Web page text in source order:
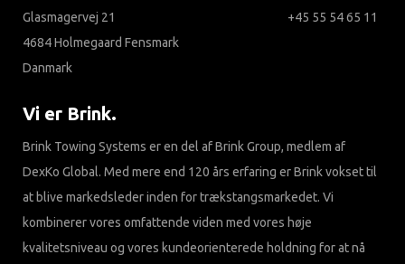
Glasmagervej 21
4684 Holmegaard Fensmark
Danmark
+45 55 54 65 11
Vi er Brink.
Brink Towing Systems er en del af Brink Group, medlem af
DexKo Global. Med mere end 120 års erfaring er Brink vokset til
at blive markedsleder inden for trækstangsmarkedet. Vi
kombinerer vores omfattende viden med vores høje
kvalitetsniveau og vores kundeorienterede holdning for at nå